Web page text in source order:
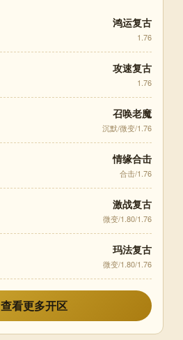
鸿运复古
1.76
攻速复古
1.76
召唤老魔
沉默/微变/1.76
情缘合击
合击/1.76
激战复古
微变/1.80/1.76
玛法复古
微变/1.80/1.76
查看更多开区